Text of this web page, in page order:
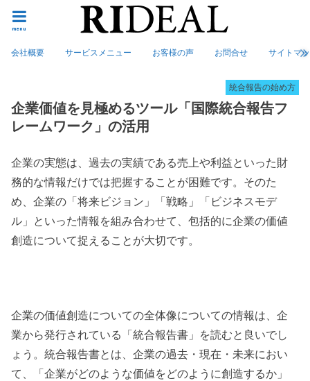
menu
会社概要 サービスメニュー お客様の声 お問合せ サイトマ
統合報告の始め方
企業価値を見極めるツール「国際統合報告フ
レームワーク」の活用
企業の実態は、過去の実績である売上や利益といった財
務的な情報だけでは把握することが困難です。そのた
め、企業の「将来ビジョン」「戦略」「ビジネスモデ
ル」といった情報を組み合わせて、包括的に企業の価値
創造について捉えることが大切です。
企業の価値創造についての全体像についての情報は、企
業から発行されている「統合報告書」を読むと良いでし
ょう。統合報告書とは、企業の過去・現在・未来におい
て、「企業がどのような価値をどのように創造するか」